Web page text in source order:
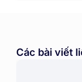
Các bài viết